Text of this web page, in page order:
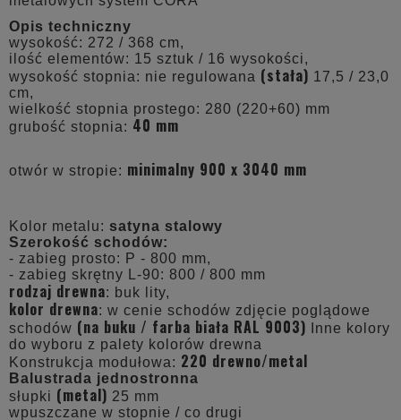
Opis techniczny
wysokość: 272 / 368 cm,
ilość elementów: 15 sztuk / 16 wysokości,
wysokość stopnia: nie regulowana (stała) 17,5 / 23,0
cm,
wielkość stopnia prostego: 280 (220+60) mm
grubość stopnia: 40 mm
otwór w stropie: minimalny 900 x 3040 mm
Kolor metalu: satyna stalowy
Szerokość schodów:
- zabieg prosto: P - 800 mm,
- zabieg skrętny L-90: 800 / 800 mm
rodzaj drewna: buk lity,
kolor drewna: w cenie schodów zdjęcie poglądowe
schodów (na buku / farba biała RAL 9003) Inne kolory
do wyboru z palety kolorów drewna
Konstrukcja modułowa: 220 drewno/metal
Balustrada jednostronna
słupki (metal) 25 mm
wpuszczane w stopnie / co drugi